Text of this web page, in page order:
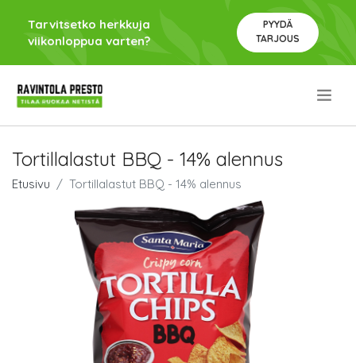
Tarvitsetko herkkuja
viikonloppua varten?
PYYDÄ
TARJOUS
Tortillalastut BBQ - 14% alennus
Etusivu Tortillalastut BBQ - 14% alennus